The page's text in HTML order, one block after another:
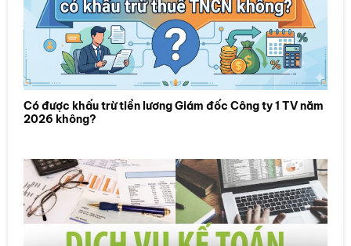
Có được khấu trừ tiền lương Giám đốc Công ty 1 TV năm
2026 không?